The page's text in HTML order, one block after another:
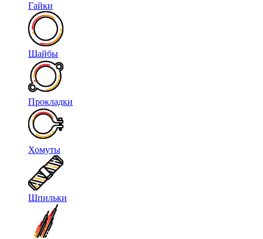
Гайки
Шайбы
Прокладки
Хомуты
Шпильки